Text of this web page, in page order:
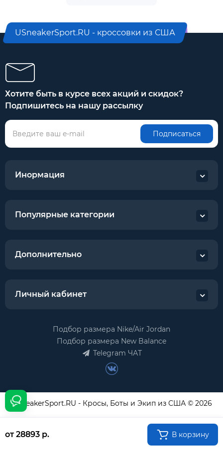
от 28893 р. В корзину
USneakerSport.RU - кроссовки из США
Хотите быть в курсе всех акций и скидок?
Подпишитесь на нашу рассылку
Подписаться
Инормация
Популярные категории
Дополнительно
Личный кабинет
Подбор размера Nike/Air Jordan
Подбор размера New Balance
Telegram ЧАТ
USneakerSport.RU - Кросы, Боты и Экип из США © 2026